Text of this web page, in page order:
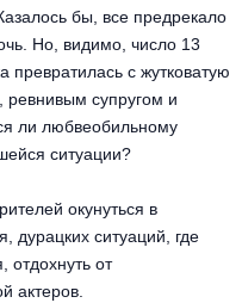
бы, все предрекало
Но, видимо, число 13
превратилась с жутковатую
супругом и
ли любвеобильному
ситуации?
окунуться в
дурацких ситуаций, где
отдохнуть от
актеров.